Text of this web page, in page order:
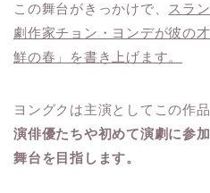
この舞台がきっかけで、 スラ
劇作家チョン・ヨンデが彼の
鮮の春」を書き上げます。
ヨングクは主演としてこの作
演俳優たちや初めて演劇に参
舞台を目指します。